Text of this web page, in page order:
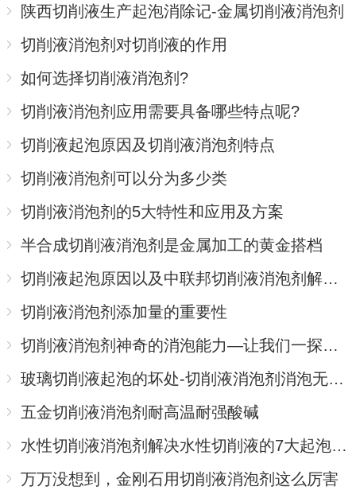
陕西切削液生产起泡消除记-金属切削液消泡剂
切削液消泡剂对切削液的作用
如何选择切削液消泡剂?
切削液消泡剂应用需要具备哪些特点呢?
切削液起泡原因及切削液消泡剂特点
切削液消泡剂可以分为多少类
切削液消泡剂的5大特性和应用及方案
半合成切削液消泡剂是金属加工的黄金搭档
切削液起泡原因以及中联邦切削液消泡剂解决方案
切削液消泡剂添加量的重要性
切削液消泡剂神奇的消泡能力—让我们一探究竟
玻璃切削液起泡的坏处-切削液消泡剂消泡无残留
五金切削液消泡剂耐高温耐强酸碱
水性切削液消泡剂解决水性切削液的7大起泡问题
万万没想到，金刚石用切削液消泡剂这么厉害